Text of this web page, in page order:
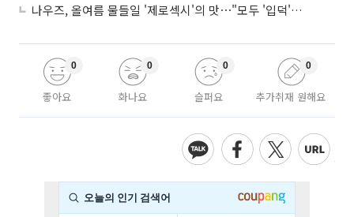
나우즈, 올여름 물들일 '제로섹시'의 맛⋯"모두 '입덕'시킬 것"
좋아요
0
화나요
0
슬퍼요
0
추가취재 원해요
0